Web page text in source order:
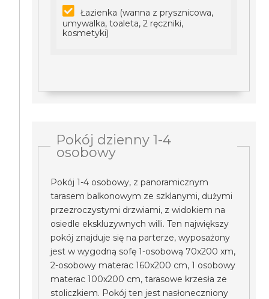
Łazienka (wanna z prysznicowa,
umywalka, toaleta, 2 ręczniki,
kosmetyki)
Pokój dzienny 1-4
osobowy
Pokój 1-4 osobowy, z panoramicznym
tarasem balkonowym ze szklanymi, dużymi
przezroczystymi drzwiami, z widokiem na
osiedle ekskluzywnych willi. Ten największy
pokój znajduje się na parterze, wyposażony
jest w wygodną sofę 1-osobową 70x200 xm,
2-osobowy materac 160x200 cm, 1 osobowy
materac 100x200 cm, tarasowe krzesła ze
stoliczkiem. Pokój ten jest nasłoneczniony